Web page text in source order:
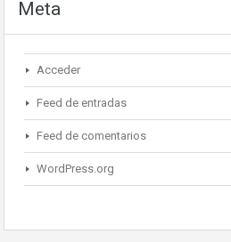
Meta
Acceder
Feed de entradas
Feed de comentarios
WordPress.org